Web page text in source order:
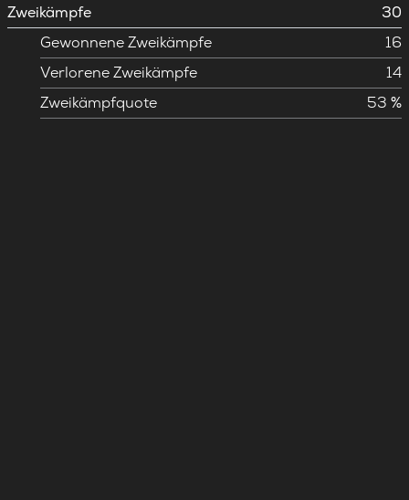
Zweikämpfe
30
Gewonnene Zweikämpfe
16
Verlorene Zweikämpfe
14
Zweikämpfquote
53 %